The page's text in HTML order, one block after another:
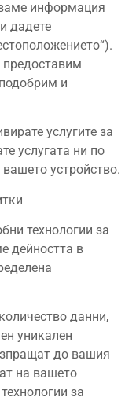
информация
дадете
предоставим
и
услугите за
услугата ни по
устройство.
технологии за
дейността в
данни,
уникален
до вашия
на вашето
за